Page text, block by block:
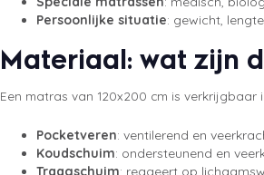
Persoonlijke situatie: gewicht,
Materiaal: wat zijn
Een matras van 120x200 cm is
Pocketveren: ventilerend en
Koudschuim: ondersteunend en